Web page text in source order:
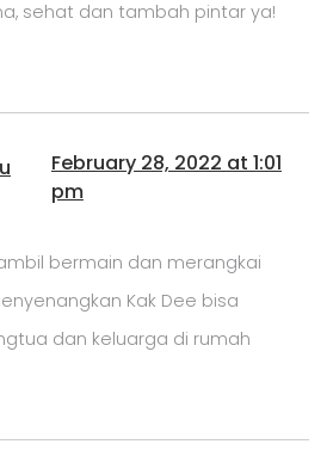
sehat dan tambah pintar ya!
February 28, 2022 at 1:01
pm
bermain dan merangkai
Kak Dee bisa
dan keluarga di rumah